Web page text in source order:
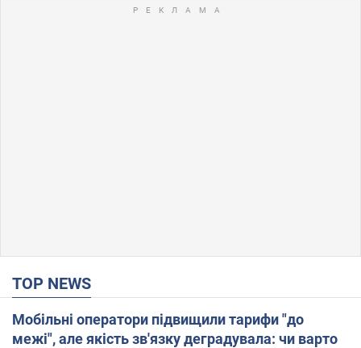
TOP NEWS
Мобільні оператори підвищили тарифи "до
межі", але якість зв'язку деградувала: чи варто